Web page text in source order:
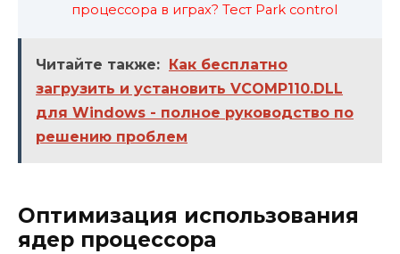
процессора в играх? Тест Park control
Читайте также:
Как бесплатно
загрузить и установить VCOMP110.DLL
для Windows - полное руководство по
решению проблем
Оптимизация использования
ядер процессора